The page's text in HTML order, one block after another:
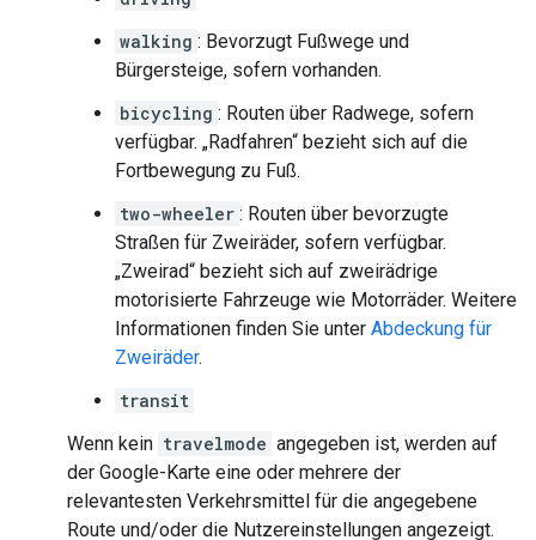
walking : Bevorzugt Fußwege und
Bürgersteige, sofern vorhanden.
bicycling : Routen über Radwege, sofern
verfügbar. „Radfahren“ bezieht sich auf die
Fortbewegung zu Fuß.
two-wheeler : Routen über bevorzugte
Straßen für Zweiräder, sofern verfügbar.
„Zweirad“ bezieht sich auf zweirädrige
motorisierte Fahrzeuge wie Motorräder. Weitere
Informationen finden Sie unter Abdeckung für
Zweiräder.
transit
Wenn kein travelmode angegeben ist, werden auf
der Google-Karte eine oder mehrere der
relevantesten Verkehrsmittel für die angegebene
Route und/oder die Nutzereinstellungen angezeigt.